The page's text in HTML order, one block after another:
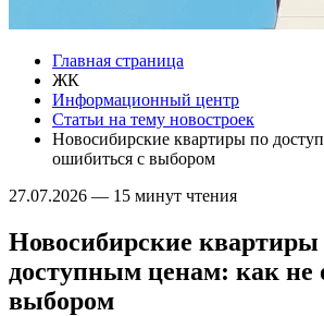
Главная страница
ЖК
Информационный центр
Статьи на тему новостроек
Новосибирские квартиры по
ошибиться с выбором
27.07.2026 — 15 минут чтения
Новосибирские квартиры
доступным ценам: как не
выбором